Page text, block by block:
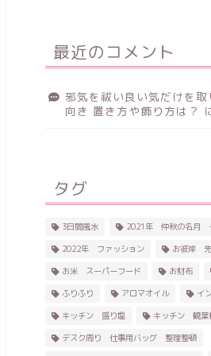
最近のコメント
邪気を祓い良い気だけを
向き 置き方や飾り方は？
タグ
3日間風水
2021年 仲秋の名月
2022年 ファッション
お彼岸
お米 スーパーフード
お財布
ふりふり
アロマオイル
イ
キッチン 盛り塩
キッチン 観
デスク周り 仕事用バッグ 整理整頓